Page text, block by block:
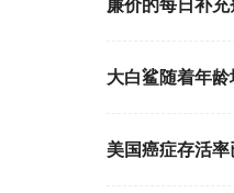
廉价的每日补
大白鲨随着年
美国癌症存活